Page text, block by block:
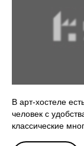
В арт-хостеле
человек с
классические